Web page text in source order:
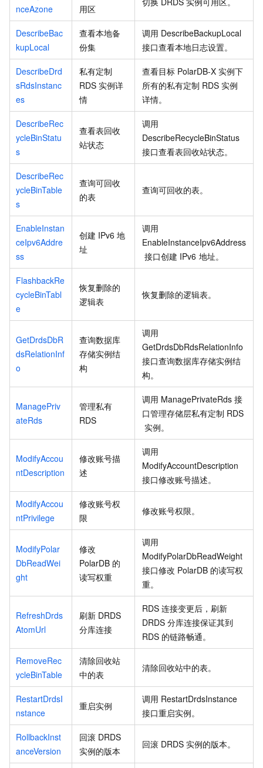
nceAzone
用区
DescribeBac
kupLocal
查看本地备
份集
调用 DescribeBackupLocal
接口查看本地日志设置。
DescribeDrd
sRdsInstanc
es
私有定制
RDS 实例详
情
查看目标 PolarDB-X 实例下
所有的私有定制 RDS 实例
详情。
DescribeRec
ycleBinStatu
s
查看表回收
站状态
调用
DescribeRecycleBinStatus
接口查看表回收站状态。
DescribeRec
ycleBinTable
s
查询可回收
的表
查询可回收的表。
EnableInstan
ceIpv6Addre
ss
创建 IPv6 地
址
调用
EnableInstanceIpv6Address
接口创建 IPv6 地址。
FlashbackRe
cycleBinTabl
e
恢复删除的
逻辑表
恢复删除的逻辑表。
GetDrdsDbR
dsRelationInf
o
查询数据库
存储实例结
构
调用
GetDrdsDbRdsRelationInfo
接口查询数据库存储实例结
构。
ManagePriv
ateRds
管理私有
RDS
调用 ManagePrivateRds 接
口管理存储层私有定制 RDS
实例。
ModifyAccou
ntDescription
修改账号描
述
调用
ModifyAccountDescription
接口修改账号描述。
ModifyAccou
ntPrivilege
修改账号权
限
修改账号权限。
ModifyPolar
DbReadWei
ght
修改
PolarDB 的
读写权重
调用
ModifyPolarDbReadWeight
接口修改 PolarDB 的读写权
重。
RefreshDrds
AtomUrl
刷新 DRDS
分库连接
RDS 连接变更后，刷新
DRDS 分库连接保证其到
RDS 的链路畅通。
RemoveRec
ycleBinTable
清除回收站
中的表
清除回收站中的表。
RestartDrdsI
nstance
重启实例
调用 RestartDrdsInstance
接口重启实例。
RollbackInst
anceVersion
回滚 DRDS
实例的版本
回滚 DRDS 实例的版本。